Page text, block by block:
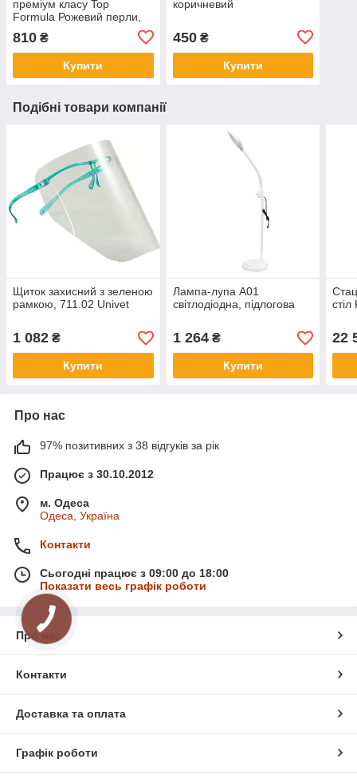
преміум класу Top
Formula Рожевий перли,
810 ₴
Купити
коричневий
450₴
Купити
Подібні товари компанії
Щиток захисний з зеленою
рамкою, 711.02 Univet
1 082 ₴
Купити
Лампа-лупа A01
світлодіодна, підлогова
1 264₴
Купити
22
Про нас
97% позитивних з 38 відгуків за рік
Працює з 30.10.2012
м. Одеса
Одеса, Україна
Контакти
Сьогодні працює з 09:00 до 18:00
Показати весь графік роботи
Про нас
Контакти
Доставка та оплата
Графік роботи